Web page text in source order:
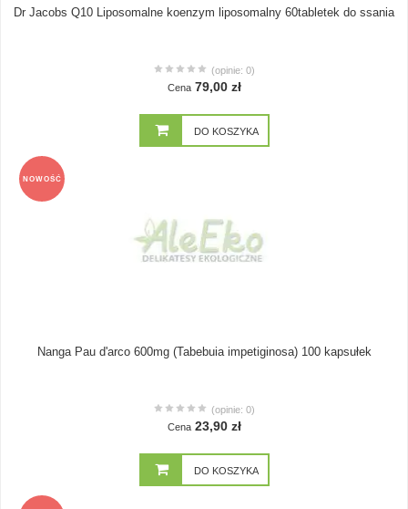
Dr Jacobs Q10 Liposomalne koenzym liposomalny 60tabletek do ssania
(opinie: 0)
Cena 79,00 zł
DO KOSZYKA
NOWOŚĆ
Nanga Pau d'arco 600mg (Tabebuia impetiginosa) 100 kapsułek
(opinie: 0)
Cena 23,90 zł
DO KOSZYKA